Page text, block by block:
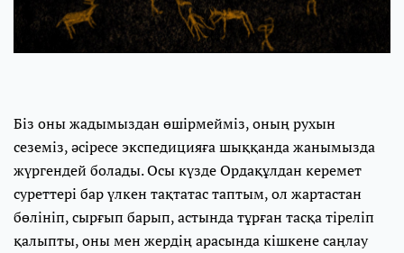
Біз оны жадымыздан өшірмейміз, оның рухын
сеземіз, әсіресе экспедицияға шыққанда жанымызда
жүргендей болады. Осы күзде Ордақұлдан керемет
суреттері бар үлкен тақтатас таптым, ол жартастан
бөлініп, сырғып барып, астында тұрған тасқа тіреліп
қалыпты, оны мен жердің арасында кішкене саңлау